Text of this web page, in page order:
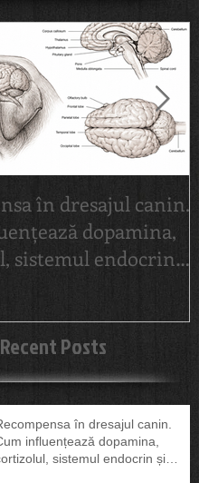
Recent Posts
în dresajul canin.
dopamina,
sistemul endocrin
în dresajul canin.
influențează dopamina,
sistemul endocrin și